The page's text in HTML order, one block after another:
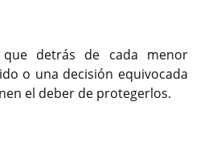
detrás de cada menor
o una decisión equivocada
el deber de protegerlos.